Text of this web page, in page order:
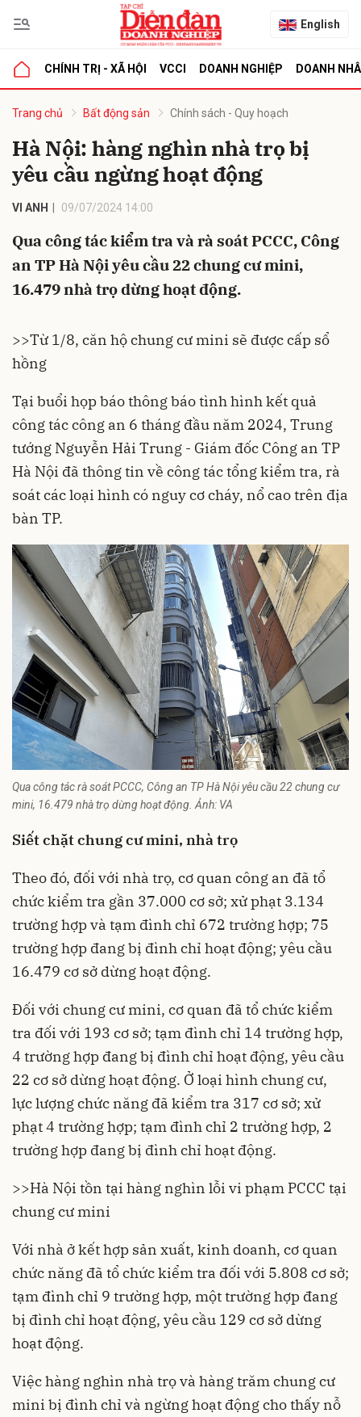
English
CHÍNH TRỊ - XÃ HỘI VCCI DOANH NGHIỆP DOANH
Trang chủ Bất động sản Chính sách - Quy hoạch
Hà Nội: hàng nghìn nhà trọ bị
yêu cầu ngừng hoạt động
VI ANH 09/07/2024 14:00
Qua công tác kiểm tra và rà soát PCCC, Công
an TP Hà Nội yêu cầu 22 chung cư mini,
16.479 nhà trọ dừng hoạt động.
>>Từ 1/8, căn hộ chung cư mini sẽ được cấp sổ
hồng
Tại buổi họp báo thông báo tình hình kết quả
công tác công an 6 tháng đầu năm 2024, Trung
tướng Nguyễn Hải Trung - Giám đốc Công an TP
Hà Nội đã thông tin về công tác tổng kiểm tra, rà
soát các loại hình có nguy cơ cháy, nổ cao trên địa
bàn TP.
Qua công tác rà soát PCCC, Công an TP Hà Nội yêu cầu 22 chung cư
mini, 16.479 nhà trọ dừng hoạt động. Ảnh: VA
Siết chặt chung cư mini, nhà trọ
Theo đó, đối với nhà trọ, cơ quan công an đã tổ
chức kiểm tra gần 37.000 cơ sở; xử phạt 3.134
trường hợp và tạm đình chỉ 672 trường hợp; 75
trường hợp đang bị đình chỉ hoạt động; yêu cầu
16.479 cơ sở dừng hoạt động.
Đối với chung cư mini, cơ quan đã tổ chức kiểm
tra đối với 193 cơ sở; tạm đình chỉ 14 trường hợp,
4 trường hợp đang bị đình chỉ hoạt động, yêu cầu
22 cơ sở dừng hoạt động. Ở loại hình chung cư,
lực lượng chức năng đã kiểm tra 317 cơ sở; xử
phạt 4 trường hợp; tạm đình chỉ 2 trường hợp, 2
trường hợp đang bị đình chỉ hoạt động.
>>Hà Nội tồn tại hàng nghìn lỗi vi phạm PCCC tại
chung cư mini
Với nhà ở kết hợp sản xuất, kinh doanh, cơ quan
chức năng đã tổ chức kiểm tra đối với 5.808 cơ sở;
tạm đình chỉ 9 trường hợp, một trường hợp đang
bị đình chỉ hoạt động, yêu cầu 129 cơ sở dừng
hoạt động.
Việc hàng nghìn nhà trọ và hàng trăm chung cư
mini bị đình chỉ và ngừng hoạt động cho thấy nỗ
luận
Hủy